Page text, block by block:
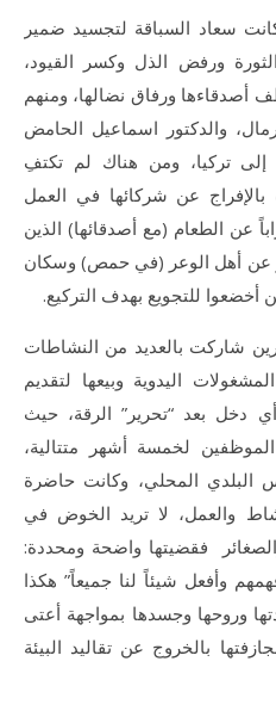
سعاد السباقة لتجسيد ضمير
ورفض الذل وكسر القيود،
أصدقاءها ورفاق نضالها، ومنهم
والدكتور اسماعيل الحامض
تركيا، ومن هناك لم تكتفِ
عن شركائها في العمل
عن الطعام (مع أصدقائها) الذين
عن أهل الوعر (في حمص) وسكان
للتجويع بهدف التركيع.
شاركت بالعديد من النشاطات
اليدوية وبيعها لتقديم
دخل بعد “تحرير” الرقة، حيث
لخمسة أشهر متتالية،
المحلي، وكانت حاضرة
والعمل، لا تريد الخوض في
فقضيتها واضحة ومحددة:
وأفعل شيئاً لنا جميعاً” هكذا
وروحها وجسدها بمواجهة أعتى
بالخروج عن تقاليد البيئة